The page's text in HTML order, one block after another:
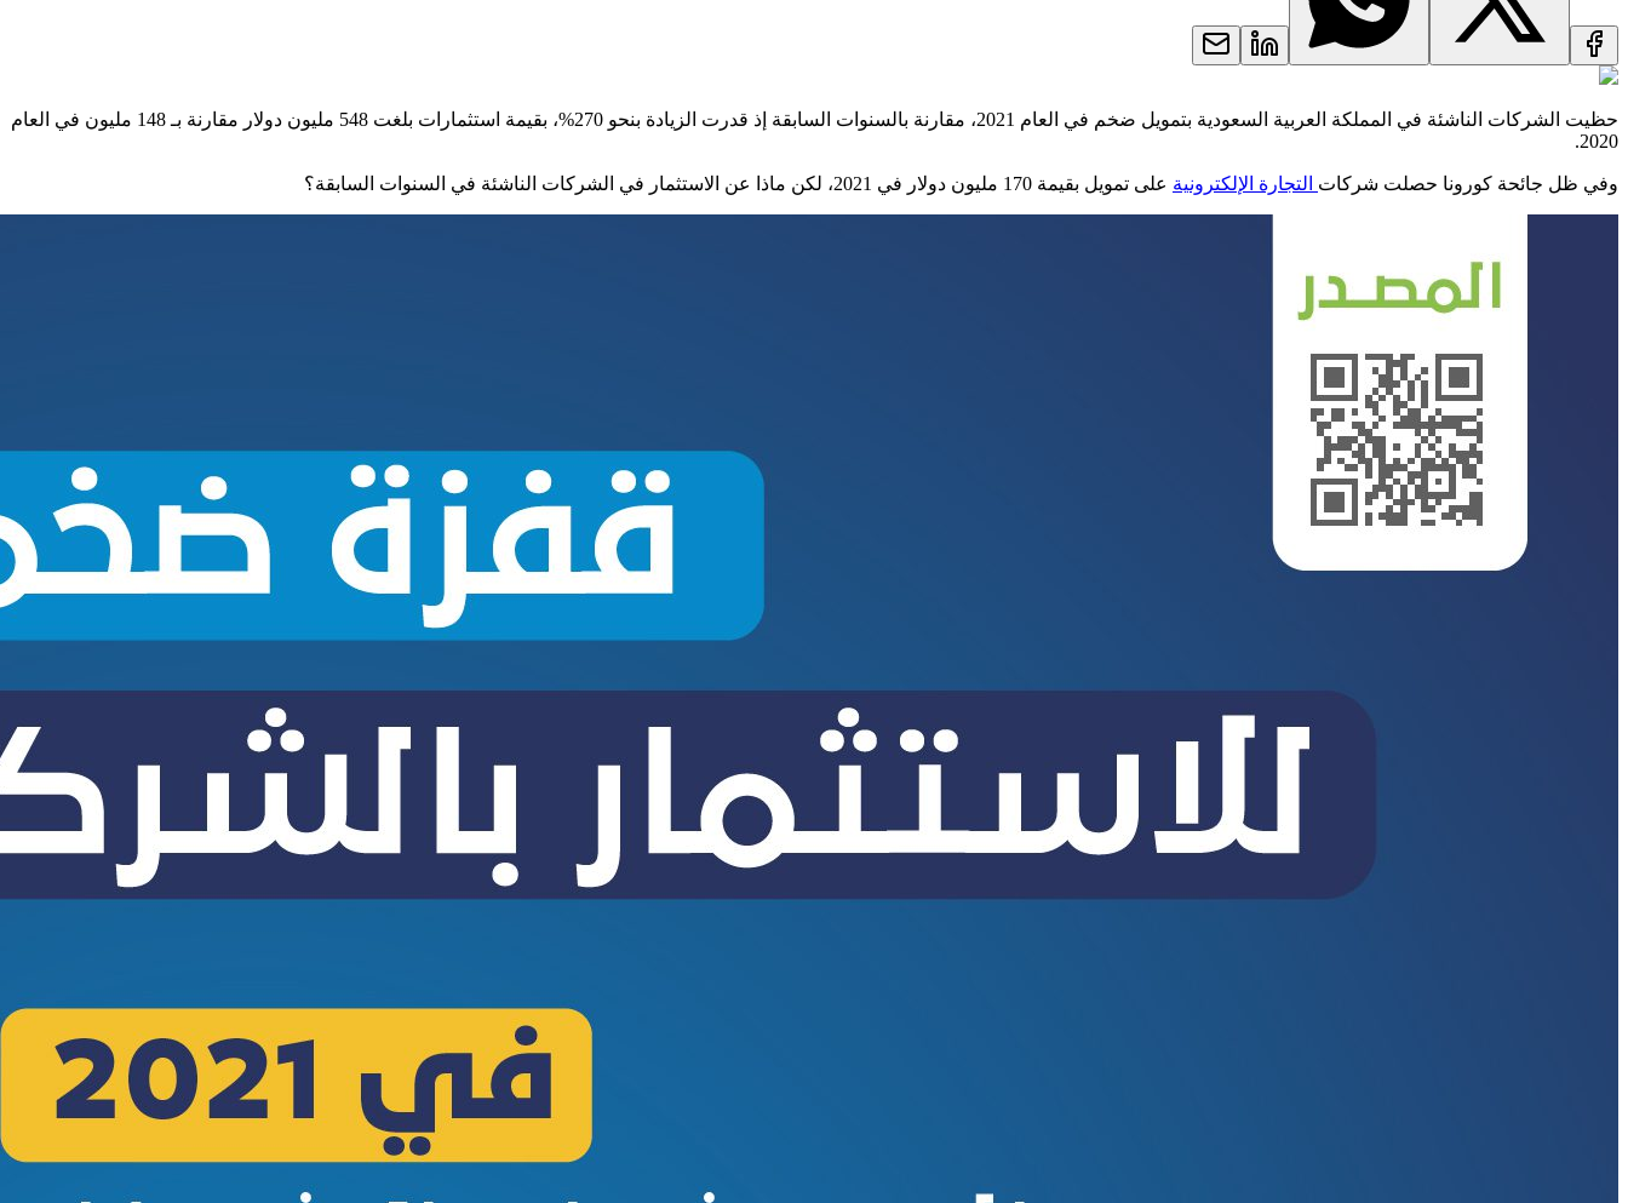
حظيت الشركات الناشئة في المملكة العربية السعودية بتمويل ضخم في العام 2021، مقارنة بالسنوات السابقة إذ قدرت الزيادة بنحو 270%، بقيمة استثمارات بلغت 548 مليون دولار مقارنة بـ 148 مليون في العام
2020.
وفي ظل جائحة كورونا حصلت شركات التجارة الإلكترونية على تمويل بقيمة 170 مليون دولار في 2021، لكن ماذا عن الاستثمار في الشركات الناشئة في السنوات السابقة؟